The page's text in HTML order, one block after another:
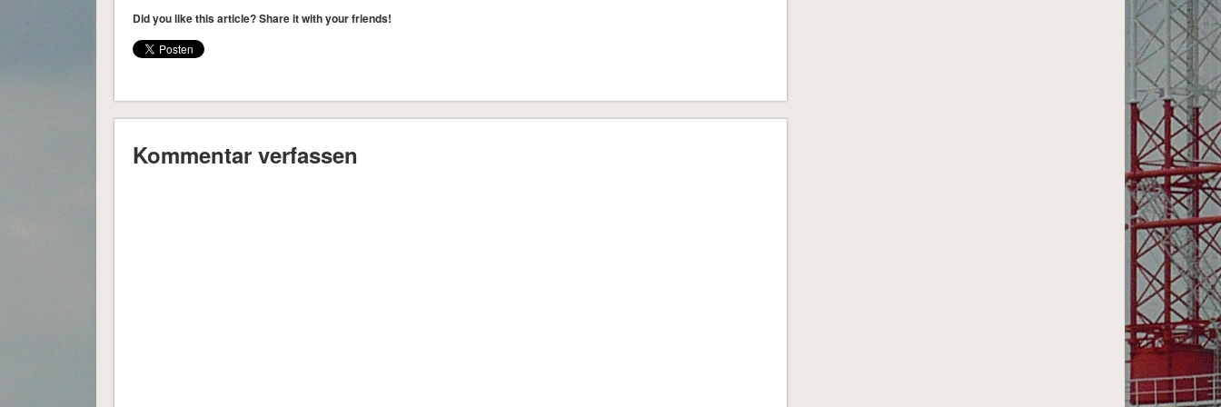
Did you like this article? Share it with your friends!
Kommentar verfassen